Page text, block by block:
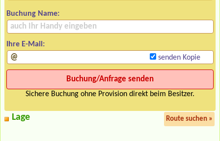
Buchung Name:
Ihre E-Mail:
senden Kopie
Sichere Buchung ohne Provision direkt beim Besitzer.
Lage Route suchen »